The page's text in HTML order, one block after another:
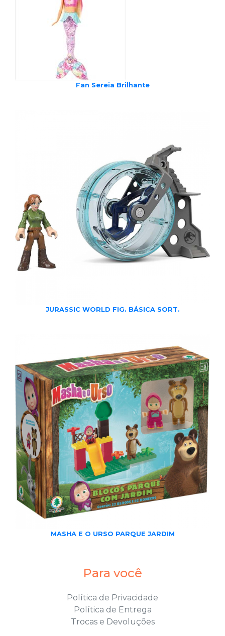
Fan Sereia Brilhante
JURASSIC WORLD FIG. BÁSICA SORT.
MASHA E O URSO PARQUE JARDIM
Para você
Política de Privacidade
Política de Entrega
Trocas e Devoluções